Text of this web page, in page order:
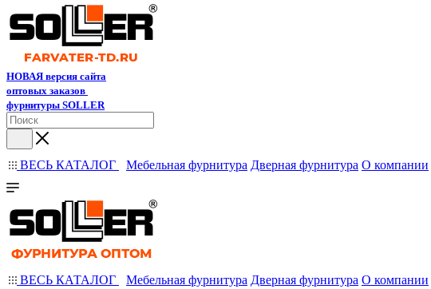
НОВАЯ версия сайта
оптовых заказов
фурнитуры SOLLER
ВЕСЬ КАТАЛОГ Мебельная фурнитура Дверная фурнитура О компании
ВЕСЬ КАТАЛОГ Мебельная фурнитура Дверная фурнитура О компании